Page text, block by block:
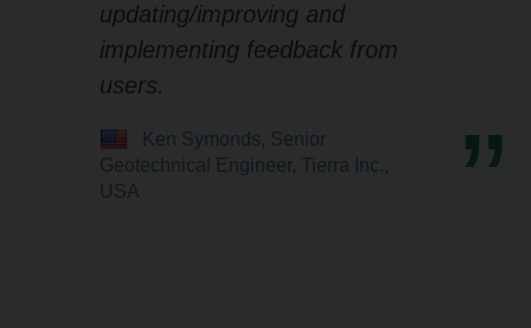
updating/improving and
implementing feedback from
users.